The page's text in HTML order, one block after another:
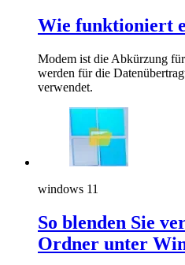
Wie funktioniert
Modem ist die Abkürzung
werden für die
verwendet.
windows 11
So blenden Sie
Ordner unter